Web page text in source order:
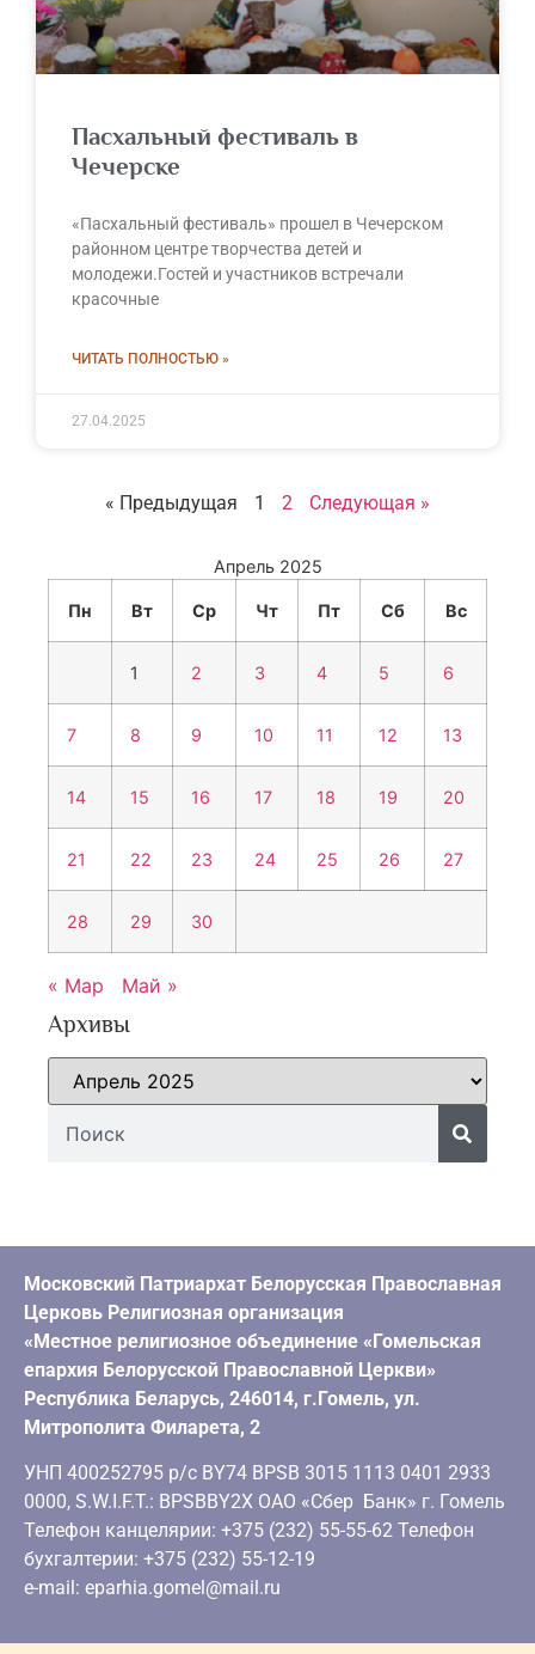
Пасхальный фестиваль в
Чечерске
«Пасхальный фестиваль» прошел в Чечерском
районном центре творчества детей и
молодежи.Гостей и участников встречали
красочные
ЧИТАТЬ ПОЛНОСТЬЮ »
27.04.2025
« Предыдущая 1 2 Следующая »
Апрель 2025
Пн Вт Ср Чт Пт Сб Вс
1 2 3 4 5 6
7 8 9 10 11 12 13
14 15 16 17 18 19 20
21 22 23 24 25 26 27
28 29 30
« Мар Май »
Архивы
Московский Патриархат Белорусская Православная
Церковь Религиозная организация
«Местное религиозное объединение «Гомельская
епархия Белорусской Православной Церкви»
Республика Беларусь, 246014, г.Гомель, ул.
Митрополита Филарета, 2
УНП 400252795 р/с BY74 BPSB 3015 1113 0401 2933
0000, S.W.I.F.T.: BPSBBY2X ОАО «Сбер Банк» г. Гомель
Телефон канцелярии: +375 (232) 55-55-62 Телефон
бухгалтерии: +375 (232) 55-12-19
e-mail: eparhia.gomel@mail.ru